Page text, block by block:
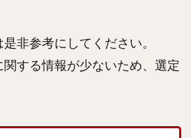
非参考にしてください。
する情報が少ないため、選定